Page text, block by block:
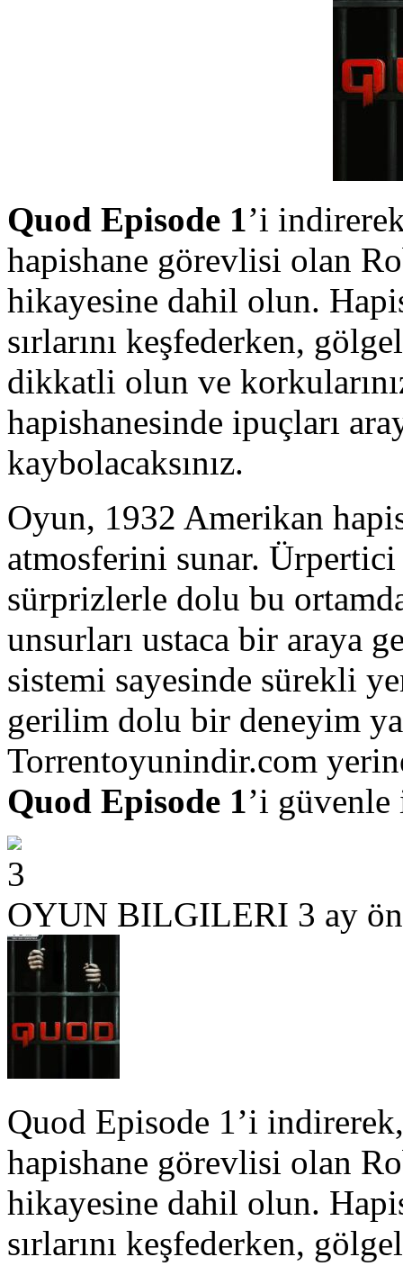
Quod Episode 1’i
hapishane görevlisi olan
hikayesine dahil olun.
sırlarını keşfederken,
dikkatli olun ve
hapishanesinde ipuçları
kaybolacaksınız.
Oyun, 1932 Amerikan
atmosferini sunar.
sürprizlerle dolu bu
unsurları ustaca bir araya
sistemi sayesinde sürekli
gerilim dolu bir deneyim
Torrentoyunindir.com
Quod Episode 1’i
3
OYUN BILGILERI 3 ay
Quod Episode 1’i
hapishane görevlisi olan
hikayesine dahil olun.
sırlarını keşfederken,